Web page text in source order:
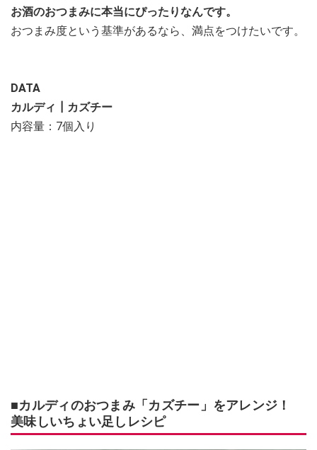
お酒のおつまみに本当にぴったりなんです。
おつまみ度という基準があるなら、満点をつけたいです。
DATA
カルディ┃カズチー
内容量：7個入り
■カルディのおつまみ「カズチー」をアレンジ！
美味しいちょい足しレシピ